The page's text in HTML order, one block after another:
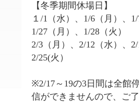
【冬季期間休場日】
１/1（水）、1/6（月）、
1/27（月）、1/28（火）
2/3（月）、2/12（水）
2/25(火）
※2/17～19の3日間は全館
信ができませんので、ご了